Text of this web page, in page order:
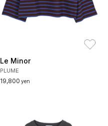
Le Minor
PLUME
19,800 yen